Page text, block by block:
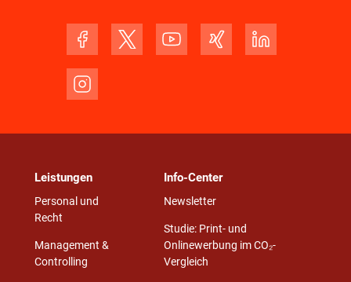
Leistungen
Personal und
Recht
Management &
Controlling
Info-Center
Newsletter
Studie: Print- und
Onlinewerbung im CO₂-
Vergleich